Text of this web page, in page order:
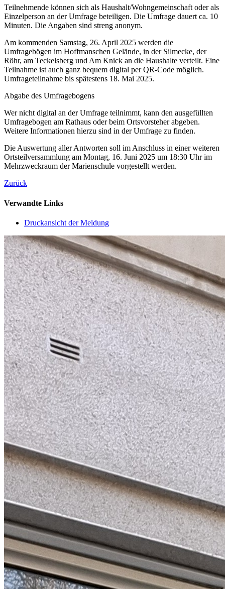
Teilnehmende können sich als Haushalt/Wohngemeinschaft oder als
Einzelperson an der Umfrage beteiligen. Die Umfrage dauert ca. 10
Minuten. Die Angaben sind streng anonym.
Am kommenden Samstag, 26. April 2025 werden die
Umfragebögen im Hoffmanschen Gelände, in der Silmecke, der
Röhr, am Teckelsberg und Am Knick an die Haushalte verteilt. Eine
Teilnahme ist auch ganz bequem digital per QR-Code möglich.
Umfrageteilnahme bis spätestens 18. Mai 2025.
Abgabe des Umfragebogens
Wer nicht digital an der Umfrage teilnimmt, kann den ausgefüllten
Umfragebogen am Rathaus oder beim Ortsvorsteher abgeben.
Weitere Informationen hierzu sind in der Umfrage zu finden.
Die Auswertung aller Antworten soll im Anschluss in einer weiteren
Ortsteilversammlung am Montag, 16. Juni 2025 um 18:30 Uhr im
Mehrzweckraum der Marienschule vorgestellt werden.
Zurück
Verwandte Links
Druckansicht der Meldung